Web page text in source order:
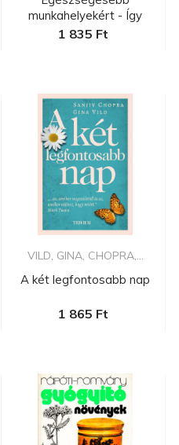
munkahelyekért - Így
csináljuk mi! ...
1 835 Ft
VILD, GINA, CHOPRA,...
A két legfontosabb nap
1 865 Ft